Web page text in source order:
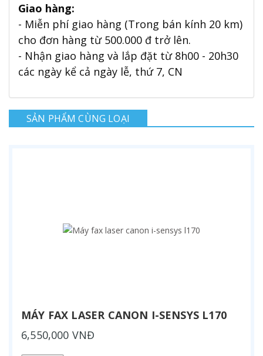
Giao hàng:
- Miễn phí giao hàng (Trong bán kính 20 km)
cho đơn hàng từ 500.000 đ trở lên.
- Nhận giao hàng và lắp đặt từ 8h00 - 20h30
các ngày kể cả ngày lễ, thứ 7, CN
SẢN PHẨM CÙNG LOẠI
MÁY FAX LASER CANON I-SENSYS L170
6,550,000 VNĐ